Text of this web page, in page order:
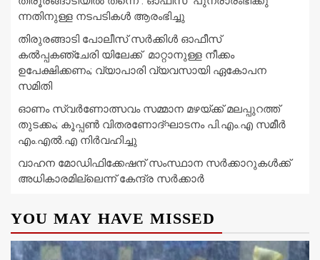
ന്നതിനുള്ള നടപടികൾ ആരംഭിച്ചു
തിരുരങ്ങാടി പോലീസ് സർക്കിൾ ഓഫീസ്
കൽപ്പകഞ്ചേരി യിലേക്ക് മാറ്റാനുള്ള നീക്കം
ഉപേക്ഷിക്കണം; വ്യാപാരി വ്യവസായി ഏകോപന
സമിതി
ഓണം സ്വർണോത്സവം സമ്മാന മഴയ്ക്ക് മലപ്പുറത്ത്
തുടക്കം; കൂപ്പൺ വിതരണോദ്ഘാടനം പി.എം.എ സമീർ
എം.എൽ.എ നിർവഹിച്ചു
വാഹന മോഡിഫിക്കേഷന് സംസ്ഥാന സർക്കാറുകൾക്ക്
അധികാരമില്ലെന്ന് കേന്ദ്ര സർക്കാർ
YOU MAY HAVE MISSED